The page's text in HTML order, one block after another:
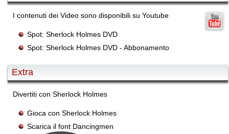
I contenuti dei Video sono disponibili su Youtube
Spot: Sherlock Holmes DVD
Spot: Sherlock Holmes DVD - Abbonamento
Extra
Divertiti con Sherlock Holmes
Gioca con Sherlock Holmes
Scarica il font Dancingmen